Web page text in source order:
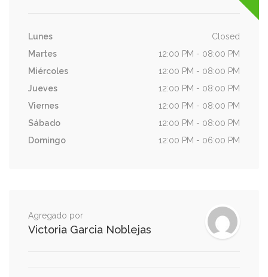
Lunes
Closed
Martes
12:00 PM - 08:00 PM
Miércoles
12:00 PM - 08:00 PM
Jueves
12:00 PM - 08:00 PM
Viernes
12:00 PM - 08:00 PM
Sábado
12:00 PM - 08:00 PM
Domingo
12:00 PM - 06:00 PM
Agregado por
Victoria Garcia Noblejas